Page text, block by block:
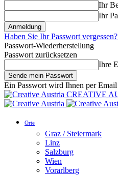
Ihr
Ihr
Haben Sie Ihr Passwort
Passwort-Wiederherstellung
Passwort zurücksetzen
Ihre
Ein Passwort wird Ihnen per
CREATIVE
Orte
Graz / Steiermark
Linz
Salzburg
Wien
Vorarlberg